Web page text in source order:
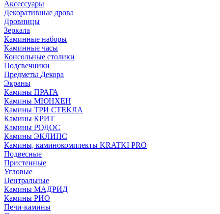
Аксессуары
Декоративные дрова
Дровницы
Зеркала
Каминные наборы
Каминные часы
Консольные столики
Подсвечники
Предметы Декора
Экраны
Камины ПРАГА
Камины МЮНХЕН
Камины ТРИ СТЕКЛА
Камины КРИТ
Камины РОДОС
Камины ЭКЛИПС
Камины, каминокомплекты KRATKI PRO
Подвесные
Пристенные
Угловые
Центральные
Камины МАДРИД
Камины РИО
Печи-камины